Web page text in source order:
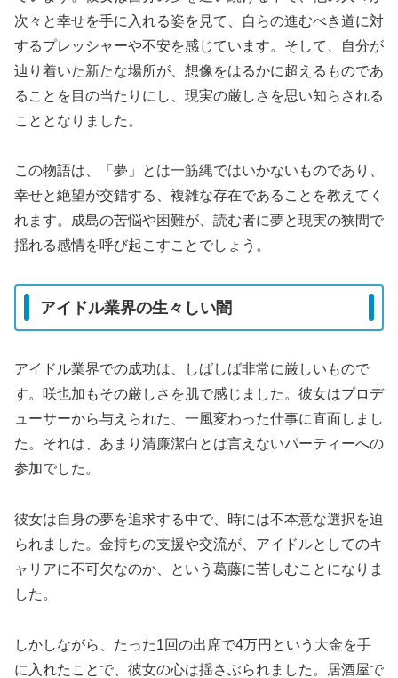
次々と幸せを手に入れる姿を見て、自らの進むべき道に対
するプレッシャーや不安を感じています。そして、自分が
辿り着いた新たな場所が、想像をはるかに超えるものであ
ることを目の当たりにし、現実の厳しさを思い知らされる
こととなりました。
この物語は、「夢」とは一筋縄ではいかないものであり、
幸せと絶望が交錯する、複雑な存在であることを教えてく
れます。成島の苦悩や困難が、読む者に夢と現実の狭間で
揺れる感情を呼び起こすことでしょう。
アイドル業界の生々しい闇
アイドル業界での成功は、しばしば非常に厳しいもので
す。咲也加もその厳しさを肌で感じました。彼女はプロデ
ューサーから与えられた、一風変わった仕事に直面しまし
た。それは、あまり清廉潔白とは言えないパーティーへの
参加でした。
彼女は自身の夢を追求する中で、時には不本意な選択を迫
られました。金持ちの支援や交流が、アイドルとしてのキ
ャリアに不可欠なのか、という葛藤に苦しむことになりま
した。
しかしながら、たった1回の出席で4万円という大金を手
に入れたことで、彼女の心は揺さぶられました。居酒屋で